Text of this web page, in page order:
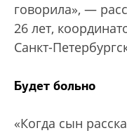
говорила», —
26 лет,
Санкт-
Будет больно
«Когда сын